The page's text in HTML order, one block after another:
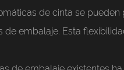
de cinta se
de embalaje. Esta